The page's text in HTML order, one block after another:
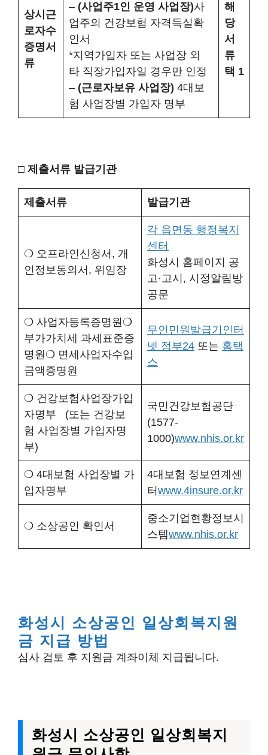
상시근
로자수
증명서
류
– (사업주1인 운영 사업장)사
업주의 건강보험 자격득실확
인서
*지역가입자 또는 사업장 외
타 직장가입자일 경우만 인정
– (근로자보유 사업장) 4대보
험 사업장별 가입자 명부
해
당
서
류
택 1
□ 제출서류 발급기관
제출서류 발급기관
❍ 오프라인신청서, 개
인정보동의서, 위임장
각 읍면동 행정복지
센터
화성시 홈페이지 공
고·고시, 시정알림방
공문
❍ 사업자등록증명원❍
부가가치세 과세표준증
명원❍ 면세사업자수입
금액증명원
무인민원발급기인터
넷 정부24 또는 홈택
스
❍ 건강보험사업장가입
자명부 (또는 건강보
험 사업장별 가입자명
부)
국민건강보험공단
(1577-
1000)www.nhis.or.kr
❍ 4대보험 사업장별 가
입자명부
4대보험 정보연계센
터 www.4insure.or.kr
❍ 소상공인 확인서
중소기업현황정보시
스템www.nhis.or.kr
화성시 소상공인 일상회복지원
금 지급 방법
심사 검토 후 지원금 계좌이체 지급됩니다.
화성시 소상공인 일상회복지